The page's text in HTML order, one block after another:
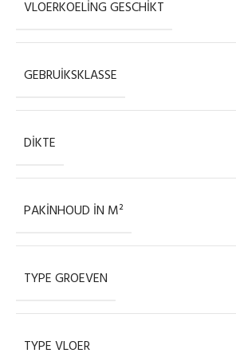
VLOERKOELING GESCHIKT
GEBRUIKSKLASSE
DIKTE
PAKINHOUD IN M²
TYPE GROEVEN
TYPE VLOER